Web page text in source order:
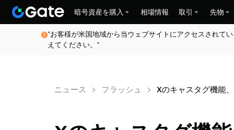
暗号資産を購入 相場情報 取引 先物
"お客様が米国地域から当ウェブサイトにアクセスされて
えてください。"
ニュース フラッシュ Xのキャスタグ機能